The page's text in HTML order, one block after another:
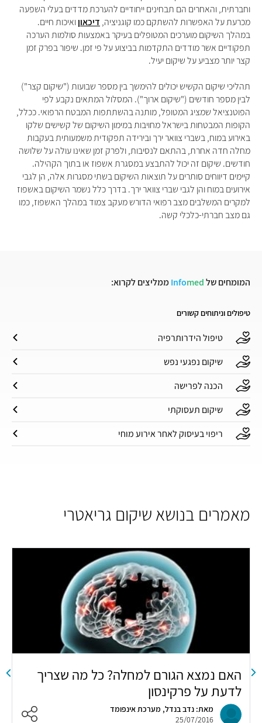
וחברתית, והאחרים הם תבחינים ייחודיים להערכת מדדים בעלי השפעה
מכרעת על האפשרות להשתקם כמו קוגניציה, דיכאוןואיכות חיים.
במהלך השיקום מוערכים המטופלים בעיקר באמצעות סולמות הערכה
תפקודיים אשר מודדים התקדמות בביצוע על פי זמן. שיפור בפרק זמן
קצר יותר מצביע על שיקום יעיל.
תהליכי שיקום הקשיש יכולים להימשך בין מספר שבועות ("שיקום קצר")
לבין מספר חודשים ("שיקום ארוך"). המסלול המתאים נקבע לפי
הפוטנציאל שמציג המטופל, מותנה בהשתתפות המבטח הרפואי. ככלל,
הקופות המבטחות בישראל מחויבות במימון השיקום של קשישים שלקו
באירוע במוח, בשברי צוואר ירך ובירידה תפקודית משמעותית בעקבות
מחלה חדה אחרת, בהתאם לנסיבות, ולפרק זמן שאינו עולה על שלושה
חודשים. שיקום זה יכול להתבצע במסגרת אשפוז או בתוך הקהילה.
קיימים דיווחים סותרים על תוצאות השיקום בשתי מסגרות אלה, הן לגבי
אירועים במוח והן לגבי שברי צוואר ירך. בדרך כלל נשמר השיקום באשפוז
למקרים המשלבים מצב רפואי הדורש מעקב צמוד במהלך האשפוז, כמו
גם מצב חברתי-כלכלי קשה.
המומחים של Infomed ממליצים לקרוא:
טיפולים וניתוחים קשורים
טיפול הידרותרפיה
שיקום נפגעי נפש
הכנה לפרישה
שיקום תעסוקתי
ריפוי בעיסוק לאחר אירוע מוחי
מאמרים בנושא שיקום גריאטרי
האם נמצא הגורם למחלה? כל מה שצריך
לדעת על פרקינסון
מאת: נדב בנדל, מערכת אינפומד
25/07/2016